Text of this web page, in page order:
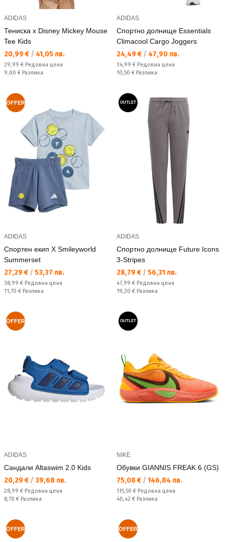
ADIDAS
Тениска x Disney Mickey Mouse
Tee Kids
Текуща цена:
20,99 € / 41,05 лв.
Редовна цена:
29,99 € Редовна цена
Спестявате:
9,00 € Разлика
ADIDAS
Спортно долнище Essentials
Climacool Cargo Joggers
Текуща цена:
24,49 € / 47,90 лв.
Редовна цена:
34,99 € Редовна цена
Спестявате:
10,50 € Разлика
OFFER
ADIDAS
Спортен екип X Smileyworld
Summerset
Текуща цена:
27,29 € / 53,37 лв.
Редовна цена:
38,99 € Редовна цена
Спестявате:
11,70 € Разлика
OUTLET
ADIDAS
Спортно долнище Future Icons
3-Stripes
Текуща цена:
28,79 € / 56,31 лв.
Редовна цена:
47,99 € Редовна цена
Спестявате:
19,20 € Разлика
OFFER
ADIDAS
Сандали Altaswim 2.0 Kids
Текуща цена:
20,29 € / 39,68 лв.
Редовна цена:
28,99 € Редовна цена
Спестявате:
8,70 € Разлика
OUTLET
NIKE
Обувки GIANNIS FREAK 6 (GS)
Текуща цена:
75,08 € / 146,84 лв.
Редовна цена:
115,50 € Редовна цена
Спестявате:
40,42 € Разлика
OFFER OFFER